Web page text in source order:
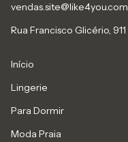
Rua Francisco Glicério,
Início
Lingerie
Para Dormir
Moda Praia